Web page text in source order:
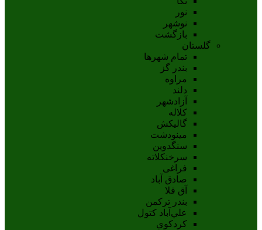
نور
نوشهر
بازگشت
گلستان
تمام شهر‌ها
بندر گز
مراوه
دلند
آزادشهر
کلاله
گالیکش
مینودشت
سنگدوین
سرخنکلاته
فراغی
صادق آباد
آق قلا
بندر ترکمن
علي‌آباد کتول
کردکوي